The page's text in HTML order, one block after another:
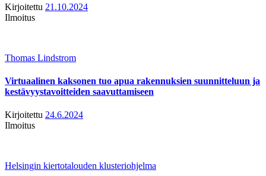
Kirjoitettu 21.10.2024
Ilmoitus
Thomas Lindstrom
Virtuaalinen kaksonen tuo apua rakennuksien suunnitteluun ja
kestävyystavoitteiden saavuttamiseen
Kirjoitettu 24.6.2024
Ilmoitus
Helsingin kiertotalouden klusteriohjelma